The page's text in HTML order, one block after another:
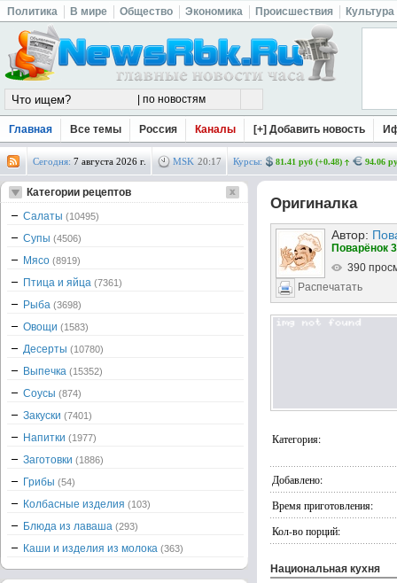
Политика В мире Общество Экономика Происшествия Культура
Главная Все темы Россия Каналы [+] Добавить новость
Сегодня: 7 августа 2026 г. MSK 20:17 Курсы: 81.41 руб (+0.48) 94.06
Оригиналка
Автор:
Поварёнок
390
Распечатать
Категория:
Добавлено:
Время приготовления:
Кол-во порций:
Национальная кухня
Категории рецептов
Салаты (10495)
Супы (4506)
Мясо (8919)
Птица и яйца (7361)
Рыба (3698)
Овощи (1583)
Десерты (10780)
Выпечка (15352)
Соусы (874)
Закуски (7401)
Напитки (1977)
Заготовки (1886)
Грибы (54)
Колбасные изделия (103)
Блюда из лаваша (293)
Каши и изделия из молока (363)